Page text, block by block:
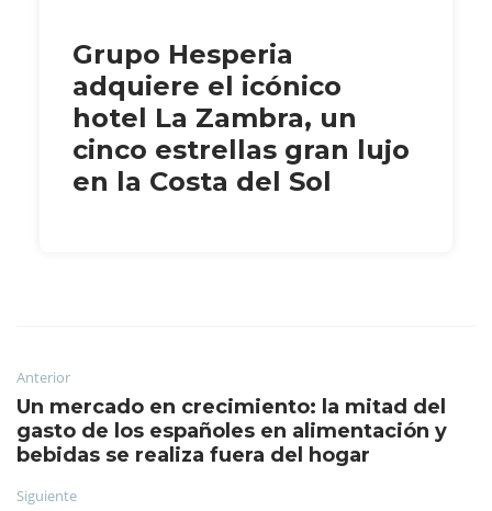
Grupo Hesperia
adquiere el icónico
hotel La Zambra, un
cinco estrellas gran lujo
en la Costa del Sol
Anterior
Un mercado en crecimiento: la mitad del
gasto de los españoles en alimentación y
bebidas se realiza fuera del hogar
Siguiente